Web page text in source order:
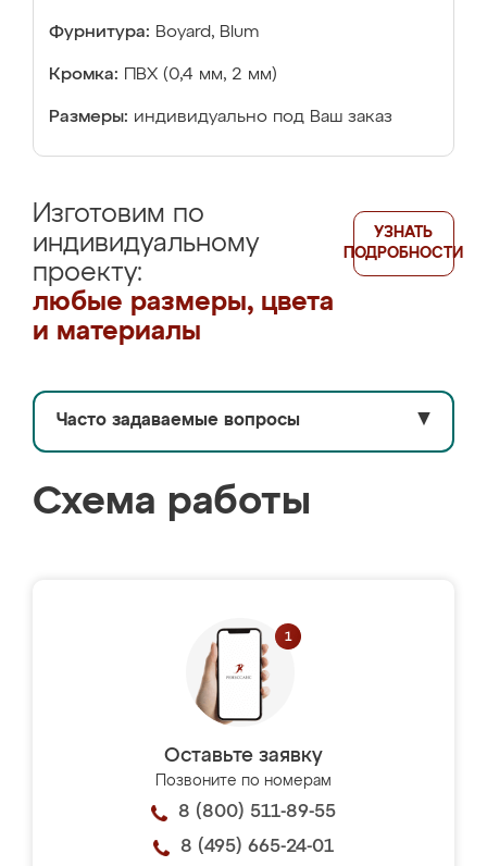
Фурнитура: Boyard, Blum
Кромка: ПВХ (0,4 мм, 2 мм)
Размеры: индивидуально под Ваш заказ
Изготовим по
индивидуальному
проекту:
любые размеры, цвета
и материалы
УЗНАТЬ
ПОДРОБНОСТИ
Часто задаваемые вопросы ▼
Схема работы
Оставьте заявку
Позвоните по номерам
8 (800) 511-89-55
8 (495) 665-24-01